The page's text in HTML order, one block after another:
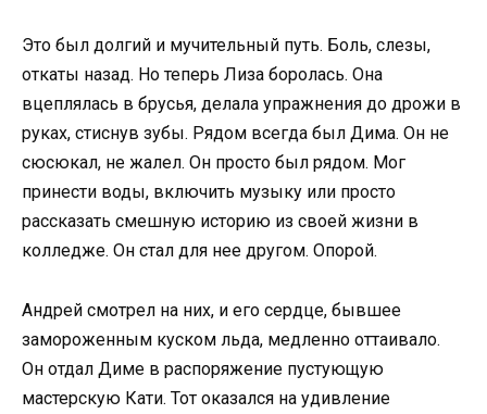
Это был долгий и мучительный путь. Боль, слезы,
откаты назад. Но теперь Лиза боролась. Она
вцеплялась в брусья, делала упражнения до дрожи в
руках, стиснув зубы. Рядом всегда был Дима. Он не
сюсюкал, не жалел. Он просто был рядом. Мог
принести воды, включить музыку или просто
рассказать смешную историю из своей жизни в
колледже. Он стал для нее другом. Опорой.
Андрей смотрел на них, и его сердце, бывшее
замороженным куском льда, медленно оттаивало.
Он отдал Диме в распоряжение пустующую
мастерскую Кати. Тот оказался на удивление